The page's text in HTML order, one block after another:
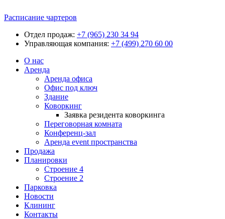
Расписание чартеров
Отдел продаж: +7 (965) 230 34 94
Управляющая компания: +7 (499) 270 60 00
О нас
Аренда
Аренда офиса
Офис под ключ
Здание
Коворкинг
Заявка резидента коворкинга
Переговорная комната
Конференц-зал
Аренда event пространства
Продажа
Планировки
Строение 4
Строение 2
Парковка
Новости
Клининг
Контакты